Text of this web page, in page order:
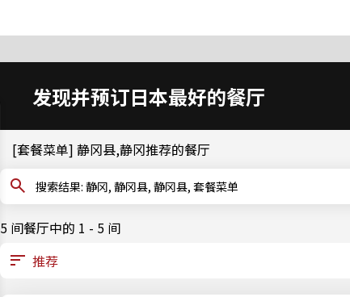
发现并预订日本最好的餐厅
[套餐菜单] 静冈县,静冈推荐的餐厅
搜索结果: 静冈, 静冈县, 静冈县, 套餐菜单
5 间餐厅中的 1 - 5 间